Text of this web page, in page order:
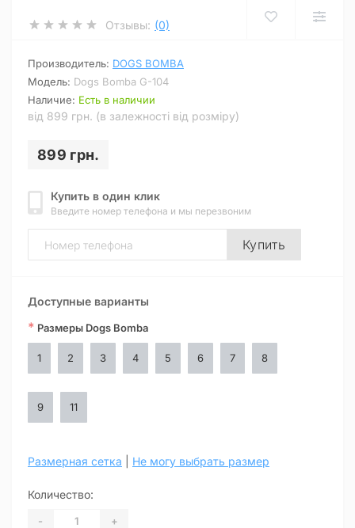
Отзывы: (0)
Производитель: DOGS BOMBA
Модель: Dogs Bomba G-104
Наличие: Есть в наличии
від 899 грн. (в залежності від розміру)
899 грн.
Купить в один клик
Введите номер телефона и мы перезвоним
Купить
Доступные варианты
* Размеры Dogs Bomba
1 2 3 4 5 6 7 8
9 11
Размерная сетка Не могу выбрать размер
Количество:
- +